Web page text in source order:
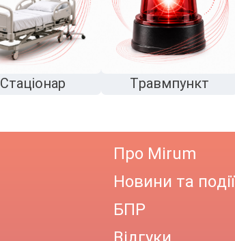
Стаціонар Травмпункт
Про Mirum
Новини та події
БПР